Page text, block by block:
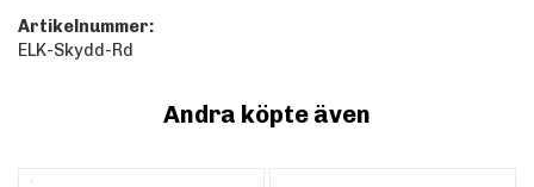
Artikelnummer:
ELK-Skydd-Rd
Andra köpte även